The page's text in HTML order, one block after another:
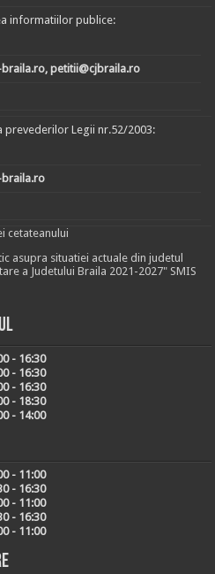
informatiilor publice:
petitii@cjbraila.ro
prevederilor Legii nr.52/2003:
cetateanului
asupra situatiei actuale din judetul
a Judetului Braila 2021-2027" SMIS
- 16:30
- 16:30
- 16:30
- 18:30
- 14:00
- 11:00
- 16:30
- 11:00
- 16:30
- 11:00